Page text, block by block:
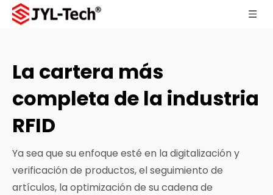
La cartera más
completa de la industria
RFID
Ya sea que su enfoque esté en la digitalización y
verificación de productos, el seguimiento de
artículos, la optimización de su cadena de